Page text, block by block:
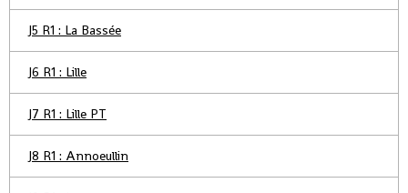
J5 R1 : La Bassée
J6 R1 : Lille
J7 R1 : Lille PT
J8 R1 : Annoeullin